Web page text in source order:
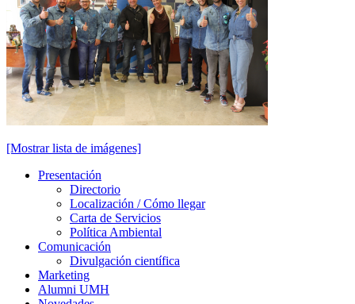
[Mostrar lista de imágenes]
Presentación
Presentación
Directorio
Localización / Cómo llegar
Carta de Servicios
Política Ambiental
Comunicación
Comunicación
Divulgación científica
Marketing
Alumni UMH